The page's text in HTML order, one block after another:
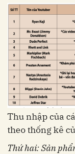
Thu nhập của
theo thống kê
Thứ hai: Sản